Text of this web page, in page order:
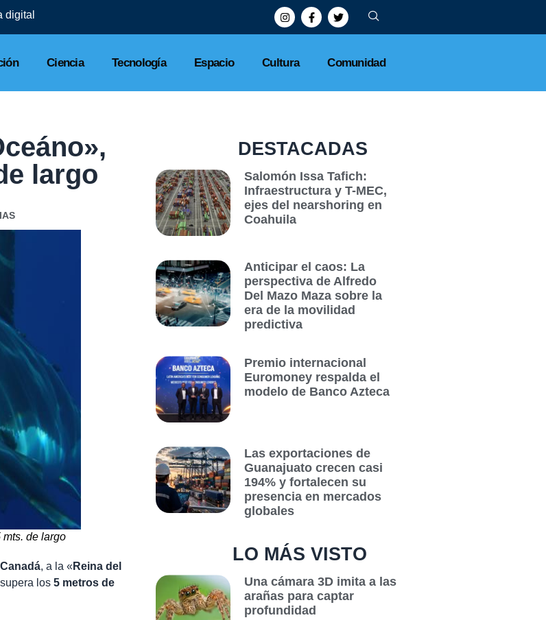
digital
Ciencia Tecnología Espacio Cultura Comunidad
largo
de largo
Canadá, a la « Reina del
los 5 metros de
DESTACADAS
Salomón Issa Tafich:
Infraestructura y T-MEC,
ejes del nearshoring en
Coahuila
Anticipar el caos: La
perspectiva de Alfredo
Del Mazo Maza sobre la
era de la movilidad
predictiva
Premio internacional
Euromoney respalda el
modelo de Banco Azteca
Las exportaciones de
Guanajuato crecen casi
194% y fortalecen su
presencia en mercados
globales
LO MÁS VISTO
Una cámara 3D imita a las
arañas para captar
profundidad